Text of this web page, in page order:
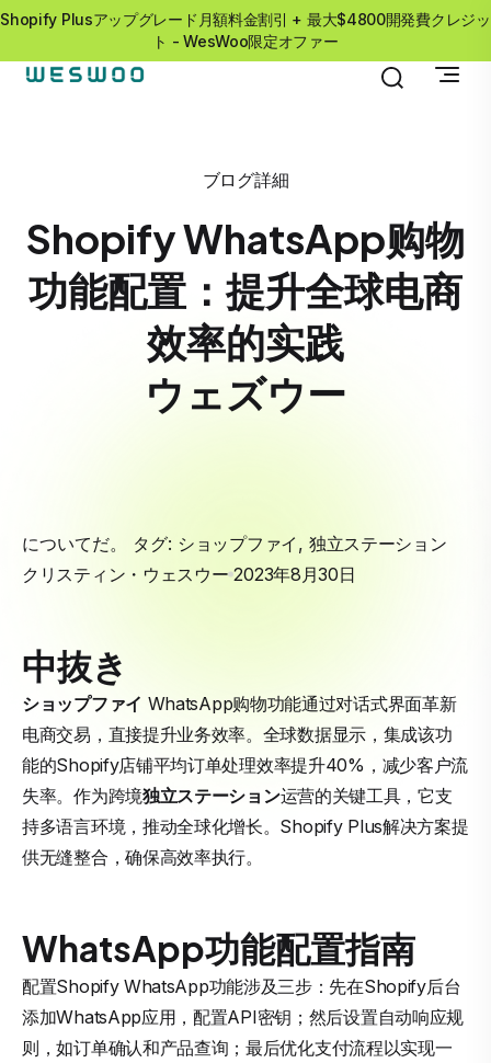
Shopify Plusアップグレード月額料金割引 + 最大$4800開発費クレジッ
ト - WesWoo限定オファー
ブログ詳細
Shopify WhatsApp购物
功能配置：提升全球电商
效率的实践
ウェズウー
についてだ。 タグ: ショップファイ , 独立ステーション
クリスティン・ウェスウー 2023年8月30日
中抜き
ショップファイ WhatsApp购物功能通过对话式界面革新
电商交易，直接提升业务效率。全球数据显示，集成该功
能的Shopify店铺平均订单处理效率提升40%，减少客户流
失率。作为跨境独立ステーション运营的关键工具，它支
持多语言环境，推动全球化增长。Shopify Plus解决方案提
供无缝整合，确保高效率执行。
WhatsApp功能配置指南
配置Shopify WhatsApp功能涉及三步：先在Shopify后台
添加WhatsApp应用，配置API密钥；然后设置自动响应规
则，如订单确认和产品查询；最后优化支付流程以实现一